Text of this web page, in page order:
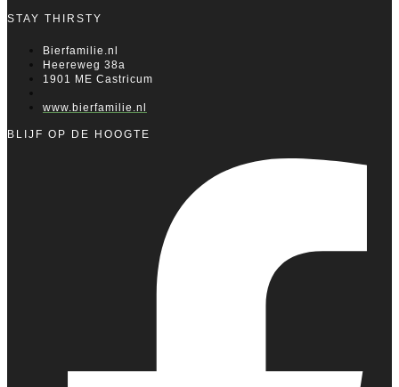
STAY THIRSTY
Bierfamilie.nl
Heereweg 38a
1901 ME Castricum
www.bierfamilie.nl
BLIJF OP DE HOOGTE